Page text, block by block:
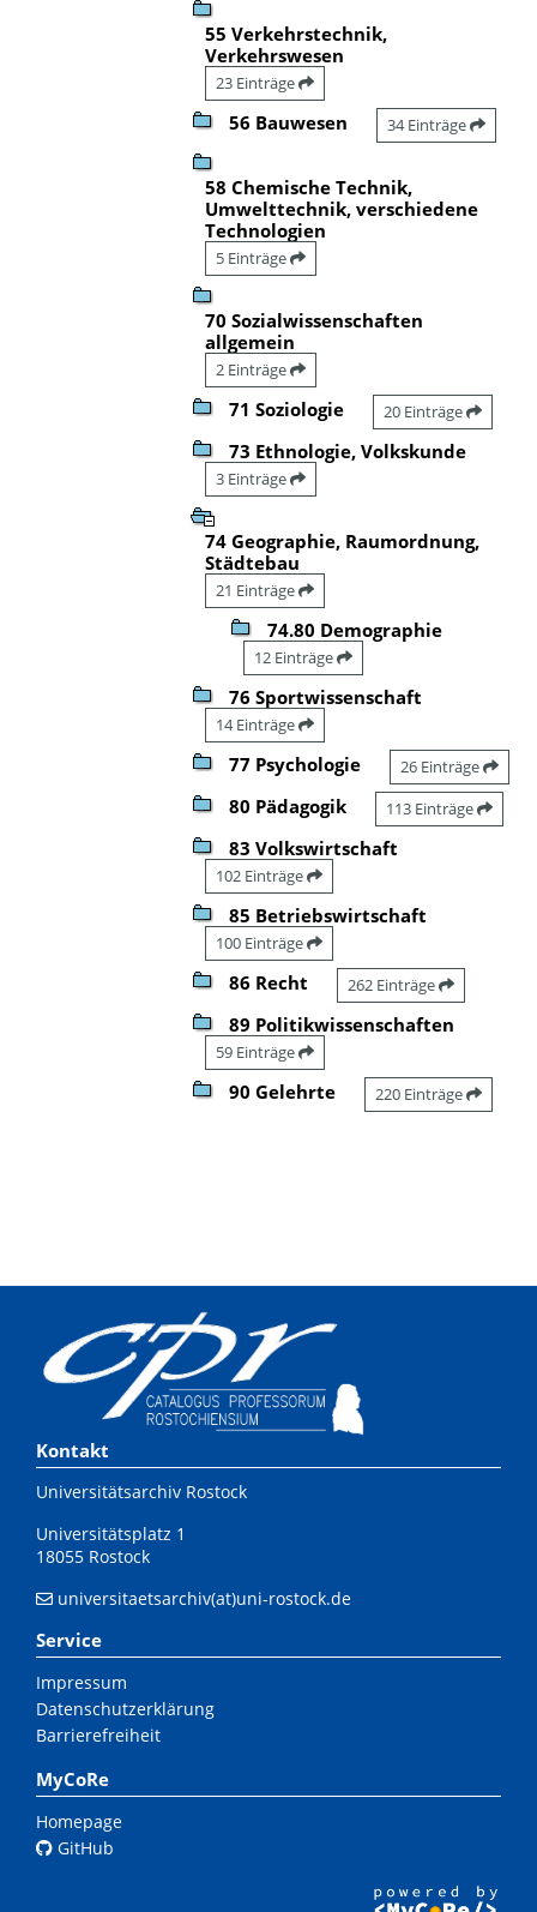
55 Verkehrstechnik,
Verkehrswesen
23 Einträge
56 Bauwesen 34 Einträge
58 Chemische Technik,
Umwelttechnik, verschiedene
Technologien
5 Einträge
70 Sozialwissenschaften
allgemein
2 Einträge
71 Soziologie 20 Einträge
73 Ethnologie, Volkskunde
3 Einträge
74 Geographie, Raumordnung,
Städtebau
21 Einträge
74.80 Demographie
12 Einträge
76 Sportwissenschaft
14 Einträge
77 Psychologie 26 Einträge
80 Pädagogik 113 Einträge
83 Volkswirtschaft
102 Einträge
85 Betriebswirtschaft
100 Einträge
86 Recht 262 Einträge
89 Politikwissenschaften
59 Einträge
90 Gelehrte 220 Einträge
Kontakt
Universitätsarchiv Rostock
Universitätsplatz 1
18055 Rostock
universitaetsarchiv(at)uni-rostock.de
Service
Impressum
Datenschutzerklärung
Barrierefreiheit
MyCoRe
Homepage
GitHub